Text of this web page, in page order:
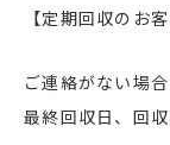
【定期回収のお客
ご連絡がない場
最終回収日、回収